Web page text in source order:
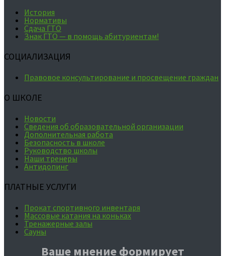
История
Нормативы
Сдача ГТО
Знак ГТО — в помощь абитуриентам!
СОЦИАЛИЗАЦИЯ
Правовое консультирование и просвещение граждан
О ШКОЛЕ
Новости
Сведения об образовательной организации
Дополнительная работа
Безопасность в школе
Руководство школы
Наши тренеры
Антидопинг
ПЛАТНЫЕ УСЛУГИ
Прокат спортивного инвентаря
Массовые катания на коньках
Тренажерные залы
Сауны
Ваше мнение формирует